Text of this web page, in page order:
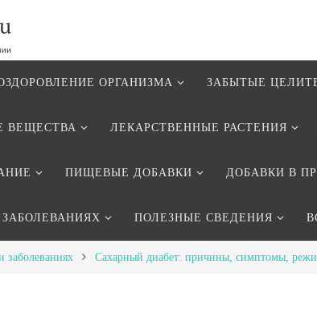
ОРГАНИЗМА ЗАБЫТЫЕ
ВЕЩЕСТВА ЛЕКАРСТВЕННЫЕ РАСТЕНИЯ
ПИЩЕВЫЕ ДОБАВКИ ДОБАВКИ В
ПОЛЕЗНЫЕ СВЕДЕНИЯ
заболеваниях Сахарный диабет: причины, симптомы,